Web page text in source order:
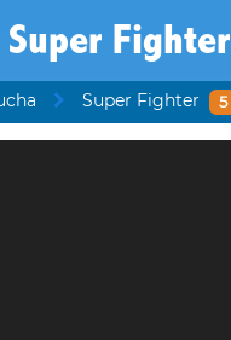
Super Fighter
Super Fighter 5